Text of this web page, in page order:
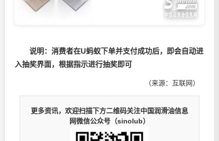
说明：消费者在U蚂蚁下单并支付成功后，即会自动进
入抽奖界面，根据指示进行抽奖即可
（来源：互联网）
更多资讯，欢迎扫描下方二维码关注中国润滑油信息
网微信公众号（sinolub）